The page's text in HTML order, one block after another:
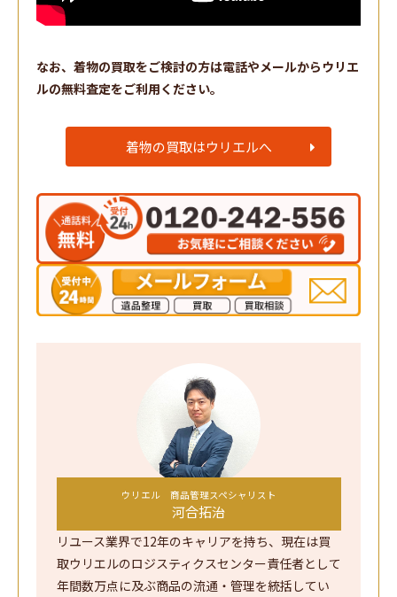
なお、着物の買取をご検討の方は電話やメールからウリエ
ルの無料査定をご利用ください。
着物の買取はウリエルへ
ウリエル 商品管理スペシャリスト
河合拓治
リユース業界で12年のキャリアを持ち、現在は買
取ウリエルのロジスティクスセンター責任者として
年間数万点に及ぶ商品の流通・管理を統括してい